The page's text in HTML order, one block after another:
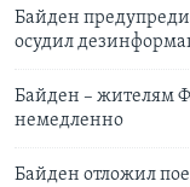
Байден
осудил
Байден – жителям
немедленно
Байден отложил